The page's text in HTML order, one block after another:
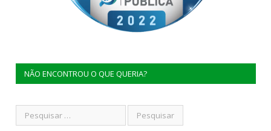
NÃO ENCONTROU O QUE QUERIA?